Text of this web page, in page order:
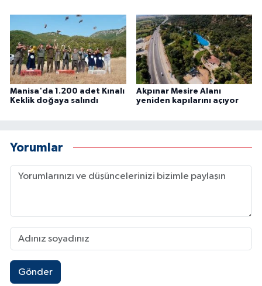
Manisa'da 1.200 adet Kınalı
Keklik doğaya salındı
Akpınar Mesire Alanı
yeniden kapılarını açıyor
Yorumlar
Gönder